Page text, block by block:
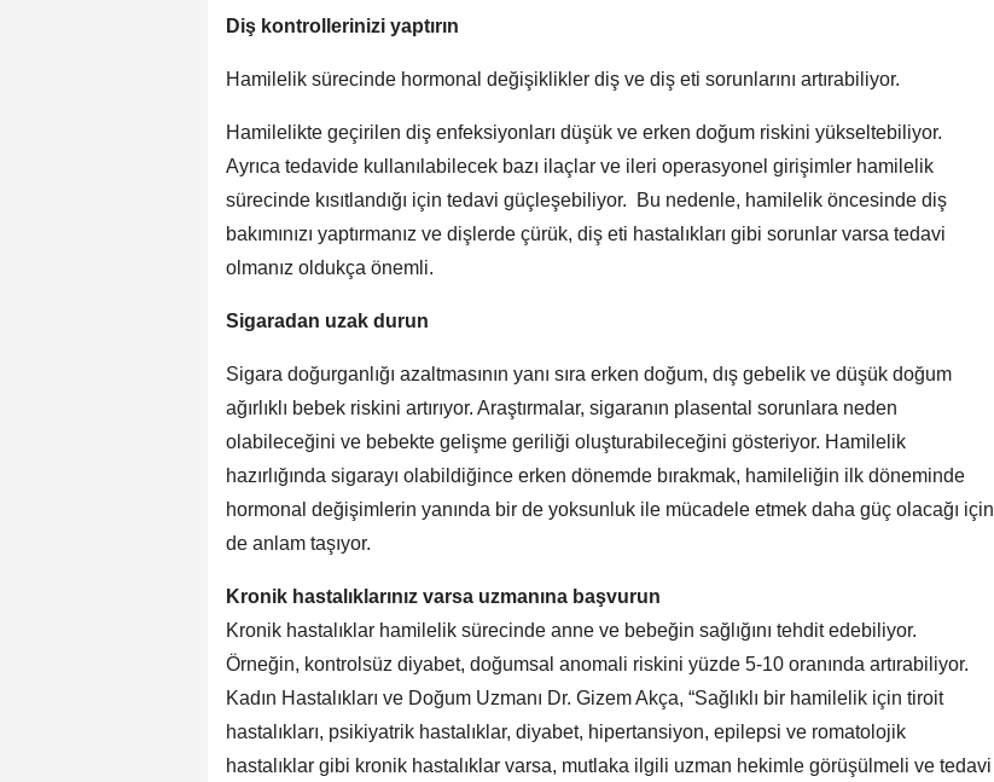
Diş kontrollerinizi yaptırın
Hamilelik sürecinde hormonal değişiklikler diş ve diş eti sorunlarını artırabiliyor.
Hamilelikte geçirilen diş enfeksiyonları düşük ve erken doğum riskini yükseltebiliyor.
Ayrıca tedavide kullanılabilecek bazı ilaçlar ve ileri operasyonel girişimler hamilelik
sürecinde kısıtlandığı için tedavi güçleşebiliyor.
Bu nedenle, hamilelik öncesinde diş
bakımınızı yaptırmanız ve dişlerde çürük, diş eti hastalıkları gibi sorunlar varsa tedavi
olmanız oldukça önemli.
Sigaradan uzak durun
Sigara doğurganlığı azaltmasının yanı sıra erken doğum, dış gebelik ve düşük doğum
ağırlıklı bebek riskini artırıyor. Araştırmalar, sigaranın plasental sorunlara neden
olabileceğini ve bebekte gelişme geriliği oluşturabileceğini gösteriyor. Hamilelik
hazırlığında sigarayı olabildiğince erken dönemde bırakmak, hamileliğin ilk döneminde
hormonal değişimlerin yanında bir de yoksunluk ile mücadele etmek daha güç olacağı için
de anlam taşıyor.
Kronik hastalıklarınız varsa uzmanına başvurun
Kronik hastalıklar hamilelik sürecinde anne ve bebeğin sağlığını tehdit edebiliyor.
Örneğin, kontrolsüz diyabet, doğumsal anomali riskini yüzde 5-10 oranında artırabiliyor.
Kadın Hastalıkları ve Doğum Uzmanı Dr. Gizem Akça, “Sağlıklı bir hamilelik için tiroit
hastalıkları, psikiyatrik hastalıklar, diyabet, hipertansiyon, epilepsi ve romatolojik
hastalıklar gibi kronik hastalıklar varsa, mutlaka ilgili uzman hekimle görüşülmeli ve tedavi